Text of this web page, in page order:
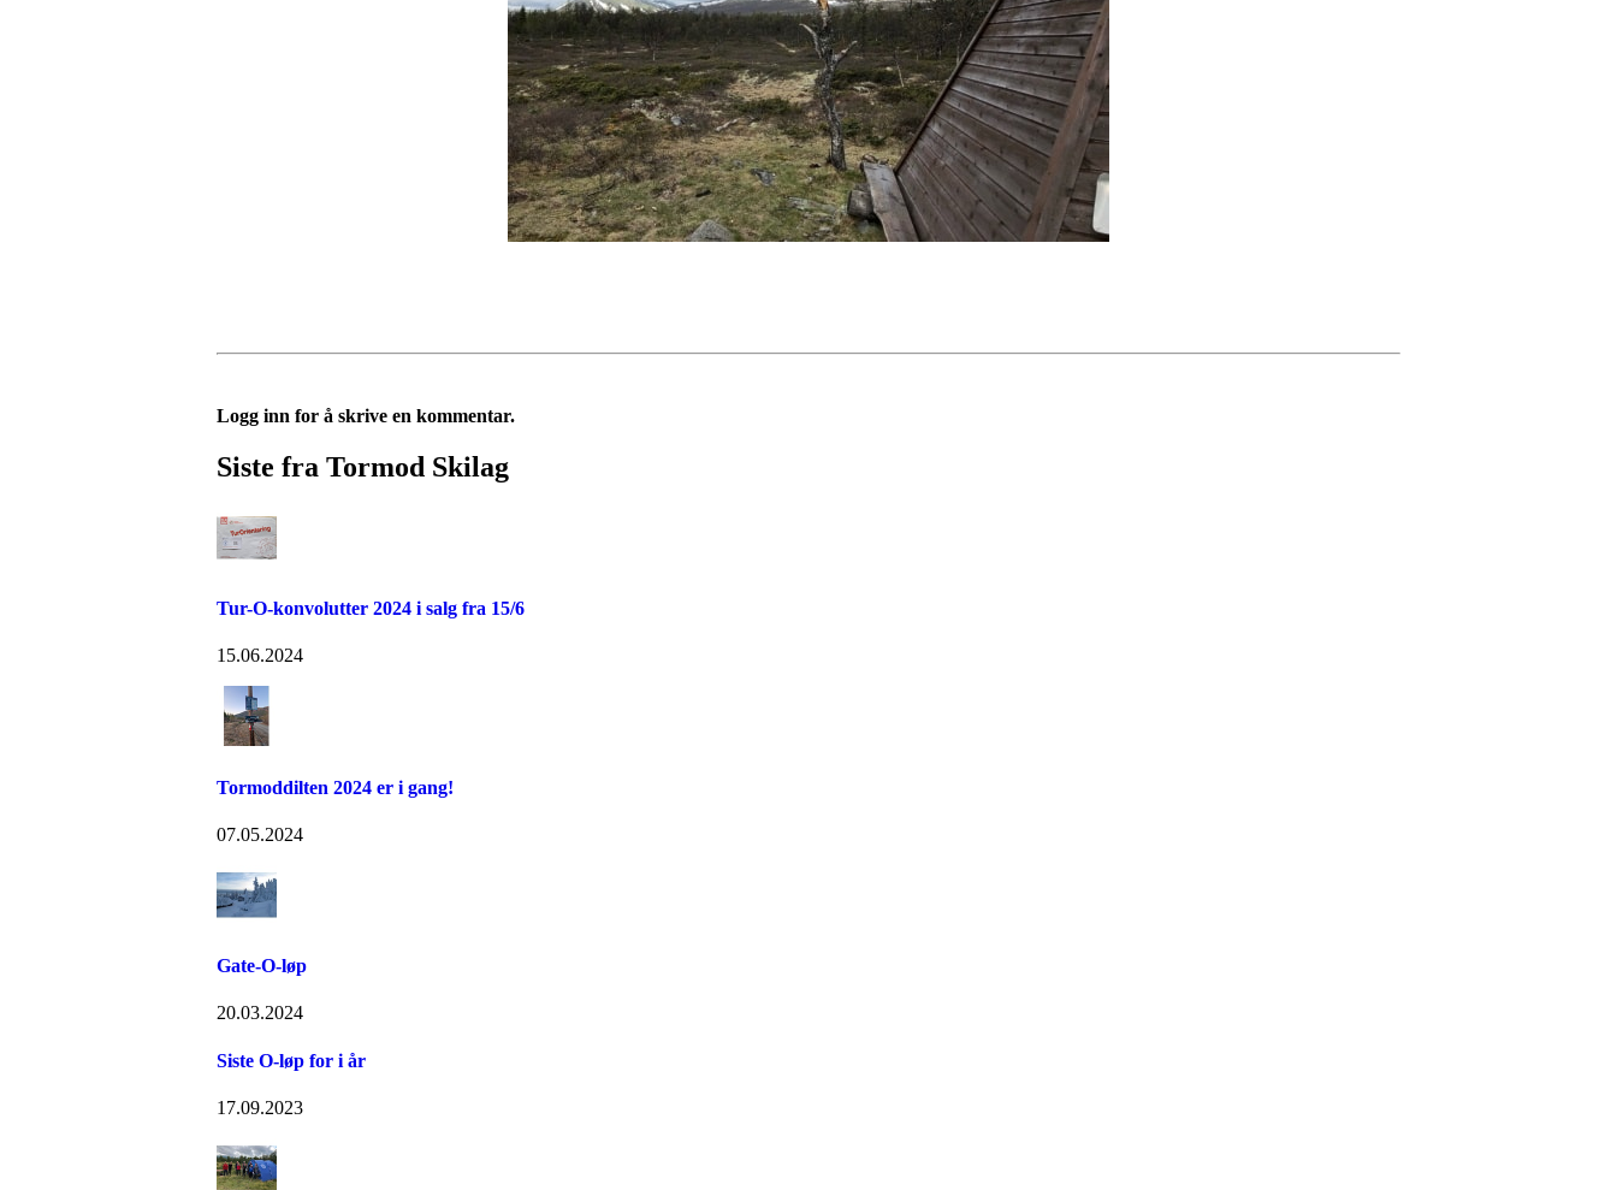
Logg inn for å skrive en kommentar.
Siste fra Tormod Skilag
Tur-O-konvolutter 2024 i salg fra 15/6
15.06.2024
Tormoddilten 2024 er i gang!
07.05.2024
Gate-O-løp
20.03.2024
Siste O-løp for i år
17.09.2023